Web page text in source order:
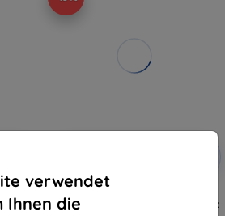
verwendet
Ihnen die
Edge
3MK Matt Hülle für Motorola
Moto Edge 60/60 Fusion schwarz